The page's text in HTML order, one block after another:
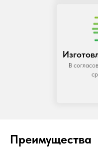
В
Преимущества